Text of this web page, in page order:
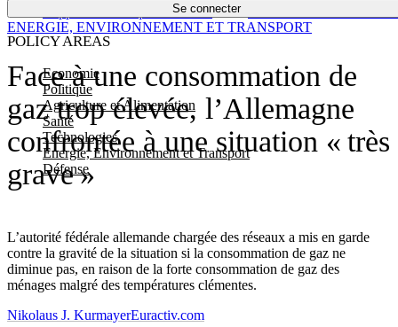
Se connecter
POLICY AREAS
Economie
Politique
Agriculture et Alimentation
Santé
Technologies
Energie, Environnement et Transport
Défense
Économie
Face à une consommation de
gaz trop élevée, l’Allemagne
confrontée à une situation « très
grave »
L’autorité fédérale allemande chargée des réseaux a mis en garde
contre la gravité de la situation si la consommation de gaz ne
diminue pas, en raison de la forte consommation de gaz des
ménages malgré des températures clémentes.
ENERGIE, ENVIRONNEMENT ET TRANSPORT
Nikolaus J. KurmayerEuractiv.com